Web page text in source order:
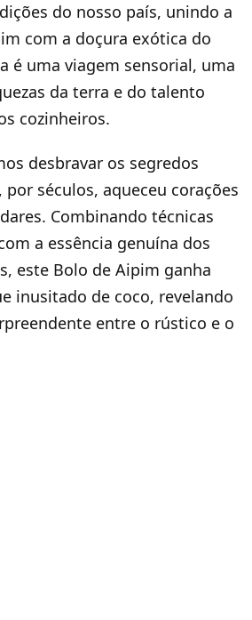
do nosso país, unindo a
com a doçura exótica do
é uma viagem sensorial, uma
da terra e do talento
cozinheiros.
desbravar os segredos
por séculos, aqueceu corações
Combinando técnicas
a essência genuína dos
este Bolo de Aipim ganha
inusitado de coco, revelando
entre o rústico e o